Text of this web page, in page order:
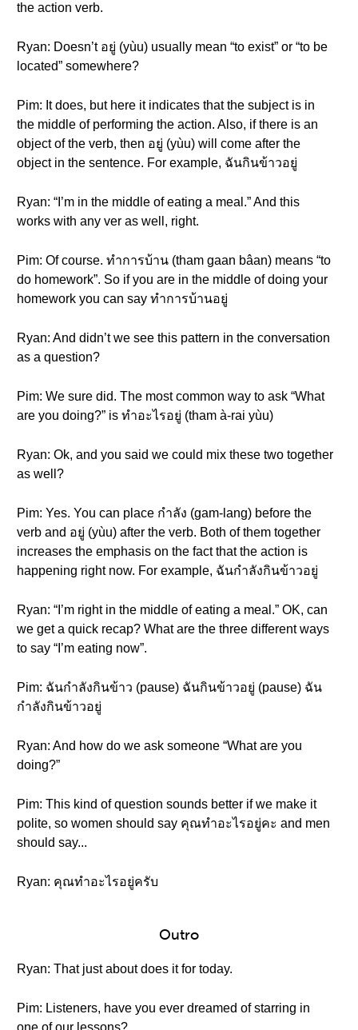
the action verb.
Ryan: Doesn’t อยู่ (yùu) usually mean “to exist” or “to be
located” somewhere?
Pim: It does, but here it indicates that the subject is in
the middle of performing the action. Also, if there is an
object of the verb, then อยู่ (yùu) will come after the
object in the sentence. For example, ฉันกินข้าวอยู่
Ryan: “I’m in the middle of eating a meal.” And this
works with any ver as well, right.
Pim: Of course. ทำการบ้าน (tham gaan bâan) means “to
do homework”. So if you are in the middle of doing your
homework you can say ทำการบ้านอยู่
Ryan: And didn’t we see this pattern in the conversation
as a question?
Pim: We sure did. The most common way to ask “What
are you doing?” is ทำอะไรอยู่ (tham à-rai yùu)
Ryan: Ok, and you said we could mix these two together
as well?
Pim: Yes. You can place กำลัง (gam-lang) before the
verb and อยู่ (yùu) after the verb. Both of them together
increases the emphasis on the fact that the action is
happening right now. For example, ฉันกำลังกินข้าวอยู่
Ryan: “I’m right in the middle of eating a meal.” OK, can
we get a quick recap? What are the three different ways
to say “I’m eating now”.
Pim: ฉันกำลังกินข้าว (pause) ฉันกินข้าวอยู่ (pause) ฉัน
กำลังกินข้าวอยู่
Ryan: And how do we ask someone “What are you
doing?”
Pim: This kind of question sounds better if we make it
polite, so women should say คุณทำอะไรอยู่คะ and men
should say...
Ryan: คุณทำอะไรอยู่ครับ
Outro
Ryan: That just about does it for today.
Pim: Listeners, have you ever dreamed of starring in
one of our lessons?